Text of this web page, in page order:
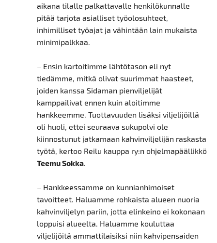
aikana tilalle palkattavalle henkilökunnalle
pitää tarjota asialliset työolosuhteet,
inhimilliset työajat ja vähintään lain mukaista
minimipalkkaa.
– Ensin kartoitimme lähtötason eli nyt
tiedämme, mitkä olivat suurimmat haasteet,
joiden kanssa Sidaman pienviljelijät
kamppailivat ennen kuin aloitimme
hankkeemme. Tuottavuuden lisäksi viljelijöillä
oli huoli, ettei seuraava sukupolvi ole
kiinnostunut jatkamaan kahvinviljelijän raskasta
työtä, kertoo Reilu kauppa ry:n ohjelmapäällikkö
Teemu Sokka.
– Hankkeessamme on kunnianhimoiset
tavoitteet. Haluamme rohkaista alueen nuoria
kahvinviljelyn pariin, jotta elinkeino ei kokonaan
loppuisi alueelta. Haluamme kouluttaa
viljelijöitä ammattilaisiksi niin kahvipensaiden